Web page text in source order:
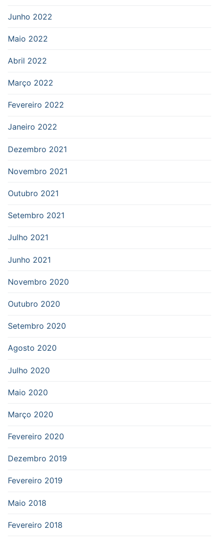
Junho 2022
Maio 2022
Abril 2022
Março 2022
Fevereiro 2022
Janeiro 2022
Dezembro 2021
Novembro 2021
Outubro 2021
Setembro 2021
Julho 2021
Junho 2021
Novembro 2020
Outubro 2020
Setembro 2020
Agosto 2020
Julho 2020
Maio 2020
Março 2020
Fevereiro 2020
Dezembro 2019
Fevereiro 2019
Maio 2018
Fevereiro 2018